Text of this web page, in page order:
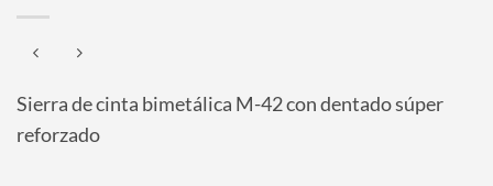
Sierra de cinta bimetálica M-42 con dentado súper
reforzado